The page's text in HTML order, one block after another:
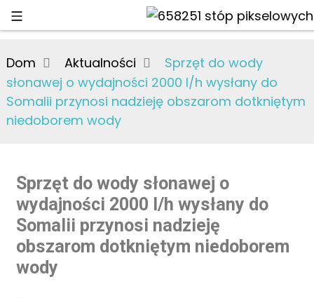
Dom Aktualności
Sprzęt do wody
słonawej o wydajności 2000 l/h wysłany do
Somalii przynosi nadzieję obszarom dotkniętym
niedoborem wody
Sprzęt do wody słonawej o
wydajności 2000 l/h wysłany do
Somalii przynosi nadzieję
obszarom dotkniętym niedoborem
wody